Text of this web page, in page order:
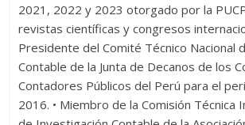
2021, 2022 y 2023 otorgado por la
revistas científicas y congresos
Presidente del Comité Técnico Nacional
Contable de la Junta de Decanos de los
Contadores Públicos del Perú para el
2016. • Miembro de la Comisión Técnica